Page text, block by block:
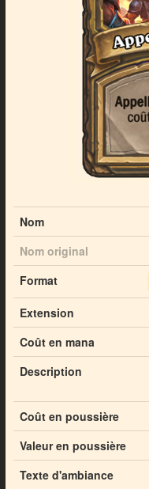
Nom
Nom original
Format
Extension
Coût en mana
Description
Coût en poussière
Valeur en poussière
Texte d'ambiance